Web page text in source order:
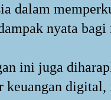
dalam
nyata
ini juga
keuangan